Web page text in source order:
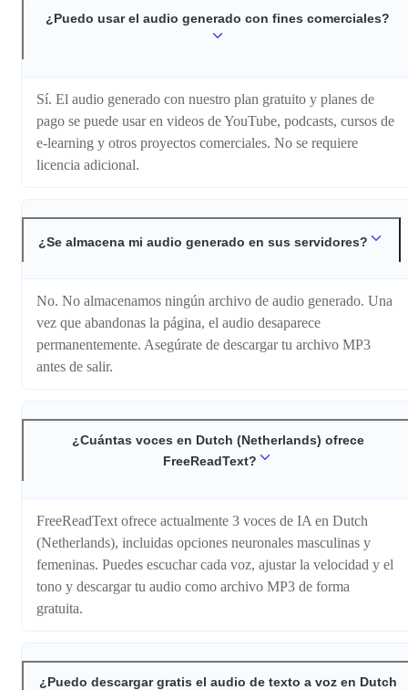
¿Puedo usar el audio generado con fines comerciales?
Sí. El audio generado con nuestro plan gratuito y planes de
pago se puede usar en videos de YouTube, podcasts, cursos de
e-learning y otros proyectos comerciales. No se requiere
licencia adicional.
¿Se almacena mi audio generado en sus servidores?
No. No almacenamos ningún archivo de audio generado. Una
vez que abandonas la página, el audio desaparece
permanentemente. Asegúrate de descargar tu archivo MP3
antes de salir.
¿Cuántas voces en Dutch (Netherlands) ofrece
FreeReadText?
FreeReadText ofrece actualmente 3 voces de IA en Dutch
(Netherlands), incluidas opciones neuronales masculinas y
femeninas. Puedes escuchar cada voz, ajustar la velocidad y el
tono y descargar tu audio como archivo MP3 de forma
gratuita.
¿Puedo descargar gratis el audio de texto a voz en Dutch